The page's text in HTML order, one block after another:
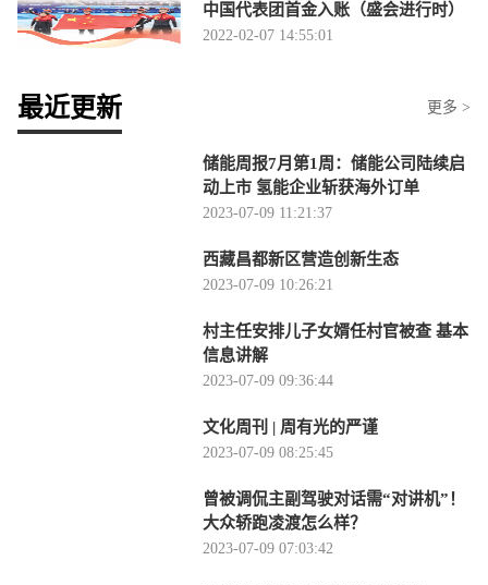
中国代表团首金入账（盛会进行时）
2022-02-07 14:55:01
最近更新 更多 >
储能周报7月第1周：储能公司陆续启
动上市 氢能企业斩获海外订单
2023-07-09 11:21:37
西藏昌都新区营造创新生态
2023-07-09 10:26:21
村主任安排儿子女婿任村官被查 基本
信息讲解
2023-07-09 09:36:44
文化周刊 | 周有光的严谨
2023-07-09 08:25:45
曾被调侃主副驾驶对话需“对讲机”！
大众轿跑凌渡怎么样？
2023-07-09 07:03:42